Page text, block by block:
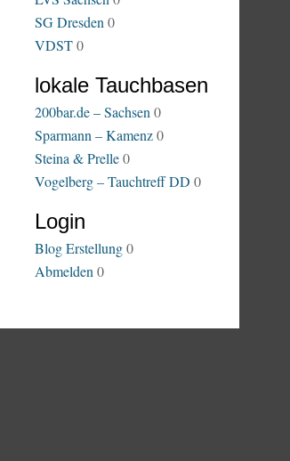
SG Dresden 0
VDST0
lokale Tauchbasen
200bar.de – Sachsen 0
Sparmann – Kamenz0
Steina & Prelle0
Vogelberg – Tauchtreff DD 0
Login
Blog Erstellung0
Abmelden 0